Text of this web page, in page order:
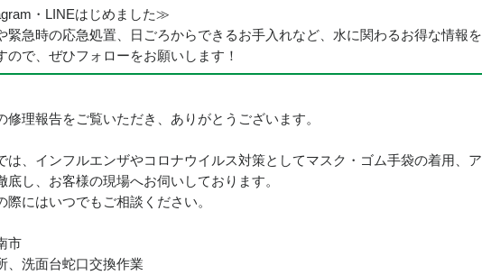
・LINEはじめました≫
緊急時の応急処置、日ごろからできるお手入れなど、水に関わるお得な情報を
ので、ぜひフォローをお願いします！
修理報告をご覧いただき、ありがとうございます。
は、インフルエンザやコロナウイルス対策としてマスク・ゴム手袋の着用、ア
底し、お客様の現場へお伺いしております。
際にはいつでもご相談ください。
市
、洗面台蛇口交換作業